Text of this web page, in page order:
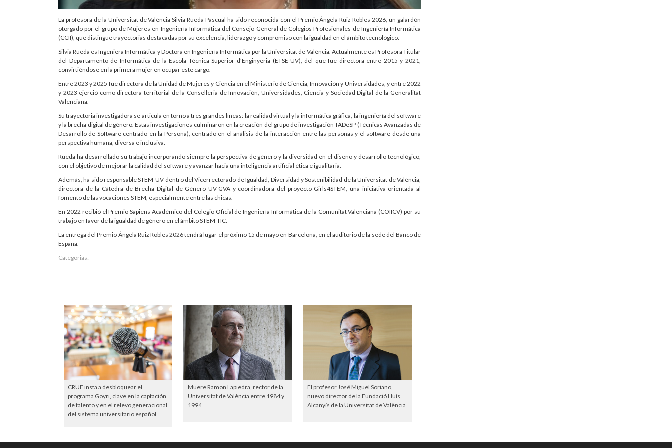
La profesora de la Universitat de València Silvia Rueda Pascual ha sido reconocida con el Premio Ángela Ruiz Robles 2026, un galardón
otorgado por el grupo de Mujeres en Ingeniería Informática del Consejo General de Colegios Profesionales de Ingeniería Informática
(CCII), que distingue trayectorias destacadas por su excelencia, liderazgo y compromiso con la igualdad en el ámbito tecnológico.
Silvia Rueda es Ingeniera Informática y Doctora en Ingeniería Informática por laUniversitat de València . Actualmente es Profesora Titular
del Departamento de Informática de la Escola Tècnica Superior d’Enginyeria (ETSE-UV), del que fue directora entre 2015 y 2021,
convirtiéndose en la primera mujer en ocupar este cargo.
Entre 2023 y 2025 fue directora de la Unidad de Mujeres y Ciencia en el Ministerio de Ciencia, Innovación y Universidades, y entre 2022
y 2023 ejerció como directora territorial de la Conselleria de Innovación, Universidades, Ciencia y Sociedad Digital de la Generalitat
Valenciana.
Su trayectoria investigadora se articula en torno a tres grandes líneas: la realidad virtual y la informática gráfica, la ingeniería del software
y la brecha digital de género. Estas investigaciones culminaron en la creación del grupo de investigación TADeSP (Técnicas Avanzadas de
Desarrollo de Software centrado en la Persona), centrado en el análisis de la interacción entre las personas y el software desde una
perspectiva humana, diversa e inclusiva.
Rueda ha desarrollado su trabajo incorporando siempre la perspectiva de género y la diversidad en el diseño y desarrollo tecnológico,
con el objetivo de mejorar la calidad del software y avanzar hacia una inteligencia artificial ética e igualitaria.
Además, ha sido responsable STEM-UV dentro del Vicerrectorado de Igualdad, Diversidad y Sostenibilidad de la Universitat de València,
directora de la Cátedra de Brecha Digital de Género UV-GVA y coordinadora del proyecto Girls4STEM, una iniciativa orientada al
fomento de las vocaciones STEM, especialmente entre las chicas.
En 2022 recibió el Premio Sapiens Académico del Colegio Oficial de Ingeniería Informática de la Comunitat Valenciana (COIICV) por su
trabajo en favor de la igualdad de género en el ámbito STEM-TIC.
La entrega del Premio Ángela Ruiz Robles 2026 tendrá lugar el próximo 15 de mayo en Barcelona, en el auditorio de la sede del Banco de
España.
Categorias:
CRUE insta a desbloquear el
programa Goyri, clave en la captación
de talento y en el relevo generacional
del sistema universitario español
Muere Ramon Lapiedra, rector de la
Universitat de València entre 1984 y
1994
El profesor José Miguel Soriano,
nuevo director de la Fundació Lluís
Alcanyís de la Universitat de València